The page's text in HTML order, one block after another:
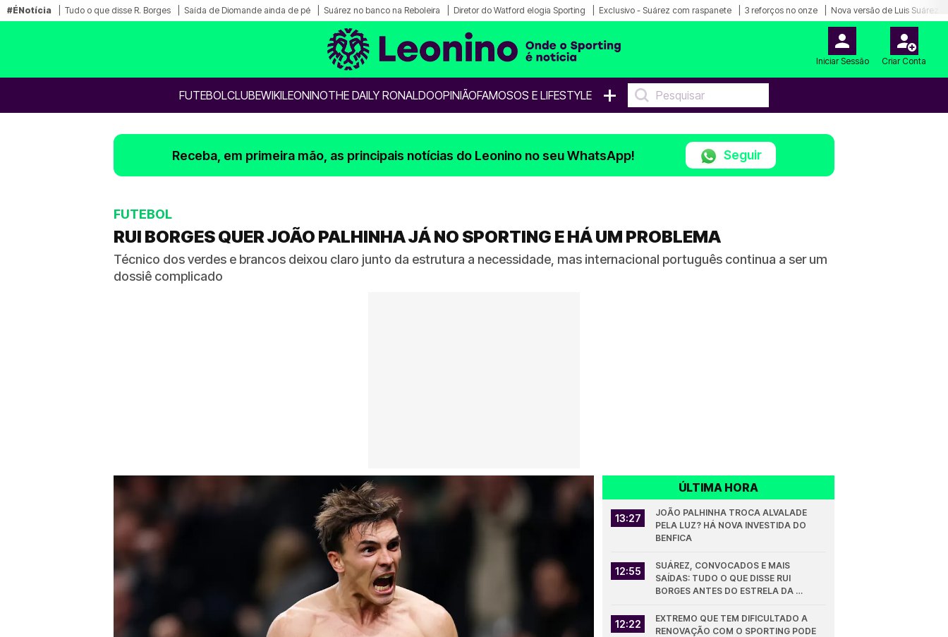
#ÉNotícia Tudo o que disse R. Borges Saída de Diomande ainda de pé Suárez no banco na Reboleira Diretor do Watford elogia Sporting Exclusivo - Suárez com raspanete 3 reforços no onze Nova versão de Luis Suárez
Iniciar Sessão Criar Conta
FUTEBOLCLUBEWIKILEONINOTHE DAILY RONALDOOPINIÃOFAMOSOS E LIFESTYLE +
Receba, em primeira mão, as principais notícias do Leonino no seu WhatsApp! Seguir
FUTEBOL
RUI BORGES QUER JOÃO PALHINHA JÁ NO SPORTING E HÁ UM PROBLEMA
Técnico dos verdes e brancos deixou claro junto da estrutura a necessidade, mas internacional português continua a ser um
dossiê complicado
ÚLTIMA HORA
13:27
JOÃO PALHINHA TROCA ALVALADE
PELA LUZ? HÁ NOVA INVESTIDA DO
BENFICA
12:55
SUÁREZ, CONVOCADOS E MAIS
SAÍDAS: TUDO O QUE DISSE RUI
BORGES ANTES DO ESTRELA DA
12:22
EXTREMO QUE TEM DIFICULTADO A
RENOVAÇÃO COM O SPORTING PODE